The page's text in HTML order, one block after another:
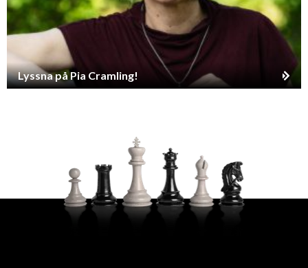
Lyssna på Pia Cramling!